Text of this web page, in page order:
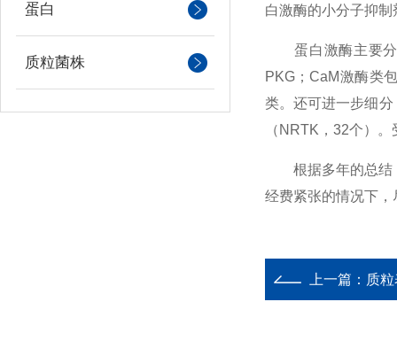
蛋白
质粒菌株
白激酶的小分子抑
蛋白激酶主要分
PKG；CaM激酶类
类。还可进一步细
（NRTK，32个）
根据多年的总结，
经费紧张的情况下
上一篇： 质